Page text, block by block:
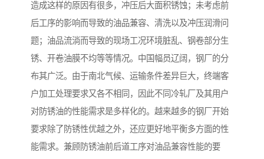
造成这样的原因有很多，冲压后大面积锈蚀；未考虑前
后工序的影响而导致的油品兼容、清洗以及冲压润滑问
题；油品流淌而导致的现场工况环境脏乱、钢卷部分生
锈、开卷油膜不均等等情况。中国幅员辽阔，钢厂的分
布其广泛。由于南北气候、运输条件差异巨大，终端客
户加工处理要求又各不相同，因此不同冷轧厂及其用户
对防锈油的性能需求是多样化的。越来越多的钢厂开始
要求除了防锈性优越之外，还应更好地平衡多方面的性
能需求。兼顾防锈油前后道工序对油品兼容性能的要